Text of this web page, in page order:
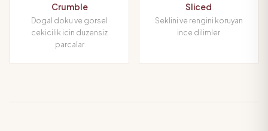
Crumble
Dogal doku ve gorsel
cekicilik icin duzensiz
parcalar
Sliced
Seklini ve rengini koruyan
ince dilimler